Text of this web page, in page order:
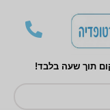
תוך שעה בלבד!